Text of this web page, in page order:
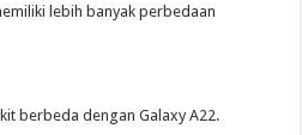
lebih banyak perbedaan
berbeda dengan Galaxy A22.